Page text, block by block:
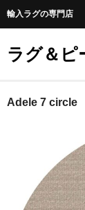
輸入ラグの専門店
ラグ＆ピ
ホーム
商品カテゴリー
ご利用案内
Adele 7 circle